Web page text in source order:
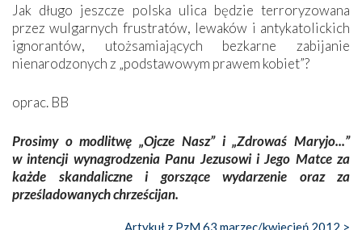
Jak długo jeszcze polska ulica będzie terroryzowana
przez wulgarnych frustratów, lewaków i antykatolickich
ignorantów, utożsamiających bezkarne zabijanie
nienarodzonych z „podstawowym prawem kobiet”?
oprac. BB
Prosimy o modlitwę „Ojcze Nasz” i „Zdrowaś Maryjo...”
w intencji wynagrodzenia Panu Jezusowi i Jego Matce za
każde skandaliczne i gorszące wydarzenie oraz za
prześladowanych chrześcijan.
Artykuł z PzM 63 marzec/kwiecień 2012 >